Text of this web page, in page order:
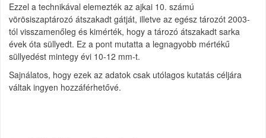
Ezzel a technikával elemezték az ajkai 10. számú
vörösiszaptározó átszakadt gátját, illetve az egész tározót 2003-
tól visszamenőleg és kimérték, hogy a tározó átszakadt sarka
évek óta süllyedt. Ez a pont mutatta a legnagyobb mértékű
süllyedést mintegy évi 10-12 mm-t.
Sajnálatos, hogy ezek az adatok csak utólagos kutatás céljára
váltak ingyen hozzáférhetővé.